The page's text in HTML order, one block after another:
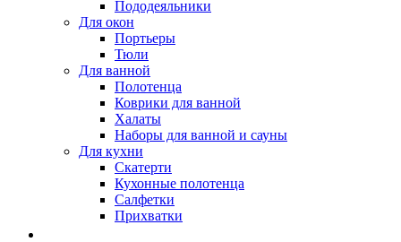
Пододеяльники
Для окон
Портьеры
Тюли
Для ванной
Полотенца
Коврики для ванной
Халаты
Наборы для ванной и сауны
Для кухни
Скатерти
Кухонные полотенца
Салфетки
Прихватки